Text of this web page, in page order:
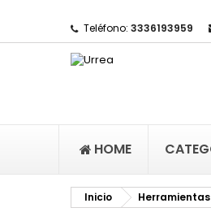
Teléfono: 3336193959
HOME
Inicio